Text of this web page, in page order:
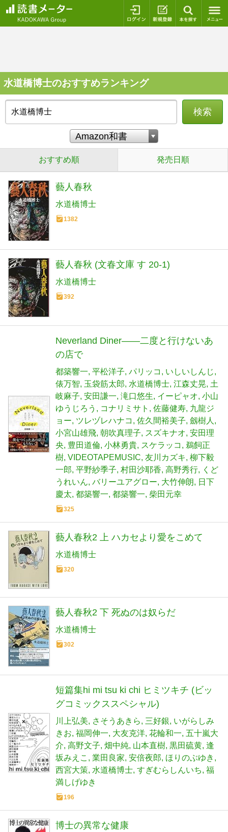
ログイン 新規登録
水道橋博士のおすすめランキング
検索
おすすめ順 発売日順
藝人春秋
水道橋博士
1382
藝人春秋 (文春文庫 す 20-1)
水道橋博士
392
Neverland Diner――二度と行けないあ
の店で
都築響一 平松洋子 パリッコ
いしいしんじ
俵万智 玉袋筋太郎 水道橋博士 江森丈晃 土
岐麻子 安田謙一 滝口悠生 イーピャオ 小山
ゆうじろう
コナリミサト 佐藤健寿 九龍ジ
ョー ツレヅレハナコ 佐久間裕美子 劔樹人
小宮山雄飛 朝吹真理子 スズキナオ 安田理
央 豊田道倫 小林勇貴 スケラッコ
鵜飼正
樹 VIDEOTAPEMUSIC 友川カズキ 柳下毅
一郎 平野紗季子 村田沙耶香 高野秀行
くど
うれいん バリーユアグロー 大竹伸朗
日下
慶太 都築響一 都築響一 柴田元幸
325
藝人春秋2 上 ハカセより愛をこめて
水道橋博士
320
藝人春秋2 下 死ぬのは奴らだ
水道橋博士
302
短篇集hi mi tsu ki chi ヒミツキチ (ビッ
グコミックススペシャル)
川上弘美 さそうあきら 三好銀 いがらしみ
きお 福岡伸一 大友克洋 花輪和一 五十嵐大
介 高野文子 畑中純 山本直樹 黒田硫黄 逢
坂みえこ
業田良家 安倍夜郎 ほりのぶゆき
西宮大策 水道橋博士 すぎむらしんいち 福
満しげゆき
196
博士の異常な健康